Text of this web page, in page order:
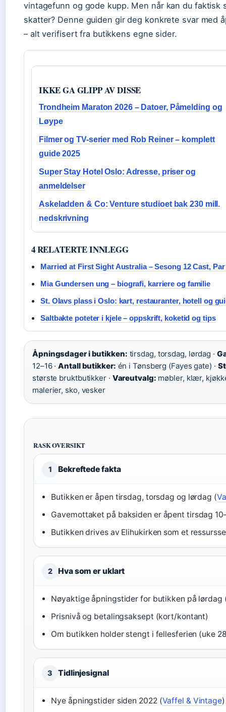
vintagefunn og gode kupp. Men når kan du
skatter? Denne guiden gir deg konkrete svar med
– alt verifisert fra butikkens egne sider.
IKKE GA GLIPP AV DISSE
Trondheim Maraton 2026 – Datoer, Påmelding og
Løype
Filmer og TV-serier med Rob Reiner – komplett
guide 2025
Super Stay Hotel Oslo: Adresse, priser og
anmeldelser
Askeladden & Co: Venture studioet bak 230 mill.
nedskrivning
4 RELATERTE INNLEGG
Married at First Sight Australia – Sesong 12 Cast,
Mia Gundersen ung – biografi, karriere og familie
St. Olavs plass i Oslo: kart, restauranter, hotell og
Saltbakte poteter i kjele – oppskrift, koketid og tips
Åpningsdager i butikken: tirsdag, torsdag, lørdag ·
12–16 ·Antall butikker: én i Tønsberg (Fayes gate) ·
største bruktbutikker · Vareutvalg: møbler, klær,
malerier, sko, vesker
RASK OVERSIKT
1 Bekreftede fakta
Butikken er åpen tirsdag, torsdag og lørdag (
Gavemottaket på baksiden er åpent tirsdag
Butikken drives av Elihukirken som et
2 Hva som er uklart
Nøyaktige åpningstider for butikken på
Prisnivå og betalingsaksept (kort/kontant)
Om butikken holder stengt i fellesferien (uke
3 Tidlinjesignal
Nye åpningstider siden 2022 (Vaffel & Vintage)